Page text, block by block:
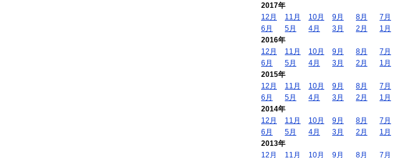
2017年
12月
11月 10月 9月 8月
7月
6月
5月 4月 3月 2月
1月
2016年
12月
11月 10月 9月 8月
7月
6月
5月 4月 3月 2月
1月
2015年
12月
11月 10月 9月 8月
7月
6月
5月 4月 3月 2月
1月
2014年
12月
11月 10月 9月 8月
7月
6月
5月 4月 3月 2月
1月
2013年
12月
11月 10月 9月 8月 7月